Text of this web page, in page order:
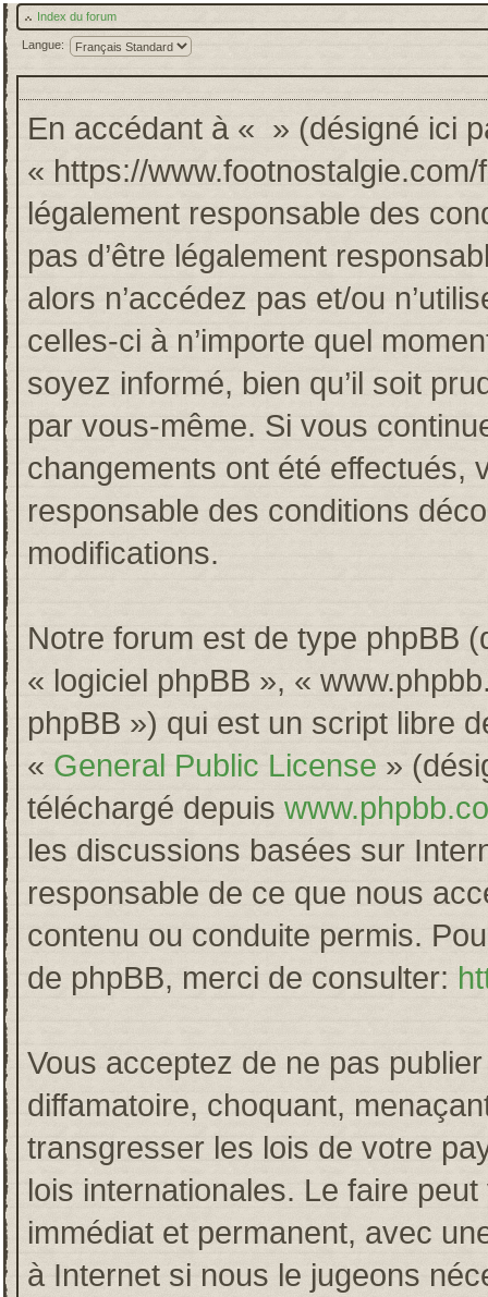
Index du forum
Langue:
En accédant à « » (désigné ici
« https://
légalement responsable des
pas d’être légalement
alors n’accédez pas et/ou
celles-ci à n’importe quel
soyez informé, bien qu’il soit
par vous-même. Si vous
changements ont été effectués,
responsable des conditions
modifications.
Notre forum est de type phpBB
« logiciel phpBB », «
phpBB ») qui est un script libre
« General Public License »
téléchargé depuis
les discussions basées sur
responsable de ce que nous
contenu ou conduite permis.
de phpBB, merci de consulter:
Vous acceptez de ne pas
diffamatoire, choquant,
transgresser les lois de votre
lois internationales. Le faire
immédiat et permanent, avec
à Internet si nous le jugeons